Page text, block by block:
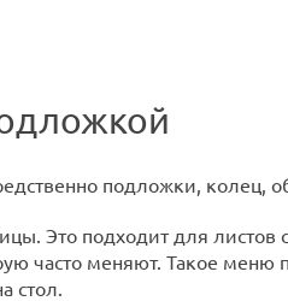
подложки, колец,
Это подходит для
меняют. Такое меню
стол.